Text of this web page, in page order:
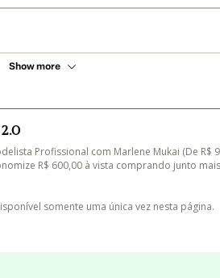
Show more
Profissional com Marlene Mukai (De R$
R$ 600,00 à vista comprando junto
somente uma única vez nesta página.